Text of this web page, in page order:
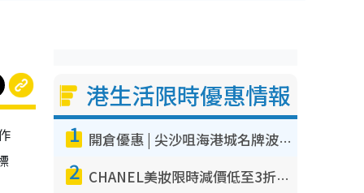
港生活限時優惠情報
1 開倉優惠 | 尖沙咀海港城名牌波鞋開倉低至1折！On鞋$899起／Joy&Peace鞋履$98起
2 CHANEL美妝限時減價低至3折！人氣粉底/唇膏/精華液低至$275！COCO香水都有平